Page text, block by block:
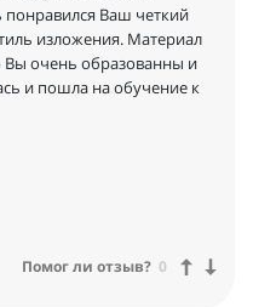
Ваш четкий
изложения. Материал
Вы очень образованны и
и пошла на обучение к
Помог ли отзыв? 0